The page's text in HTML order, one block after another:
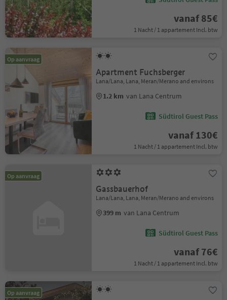
vanaf 85€
1 Nacht / 1 appartement Incl. btw
Op aanvraag
Apartment Fuchsberger
Lana/Lana, Lana, Meran/Merano and environs
1.2 km van Lana Centrum
Südtirol Guest Pass
vanaf 130€
1 Nacht / 1 appartement Incl. btw
Op aanvraag
Gassbauerhof
Lana/Lana, Lana, Meran/Merano and environs
399 m van Lana Centrum
Südtirol Guest Pass
vanaf 76€
1 Nacht / 1 appartement Incl. btw
Op aanvraag